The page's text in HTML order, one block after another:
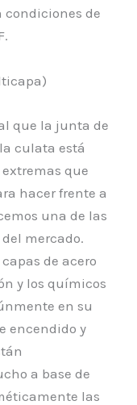
condiciones de
que la junta de
culata está
que
hacer frente a
una de las
mercado.
de acero
y los químicos
en su
encendido y
a base de
las